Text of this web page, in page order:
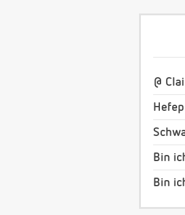
@
Bin
Bin